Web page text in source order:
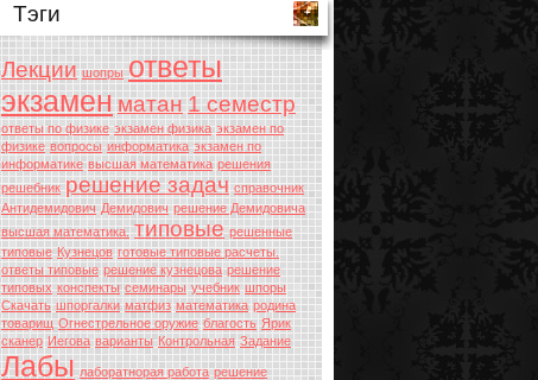
Тэги
Лекции шопры ответы
экзаменматан1 семестр
ответы по физике экзамен физика экзамен по
физике вопросы информатика экзамен по
информатике высшая математика решения
решебник решение задач справочник
Антидемидович Демидович решение Демидовича
высшая математика. типовые решенные
типовые Кузнецов готовые типовые расчеты.
ответы типовые решение кузнецова решение
типовых конспекты семинары учебник шпоры
Скачать шпоргалки матфиз математика родина
товарищ Огнестрельное оружие благость Ярик
сканер Иегова варианты Контрольная Задание
Лабы лаборатнорая работа решение